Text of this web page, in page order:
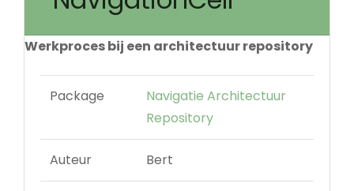
Werkproces bij een architectuur repository
Package
Navigatie Architectuur
Repository
Auteur Bert